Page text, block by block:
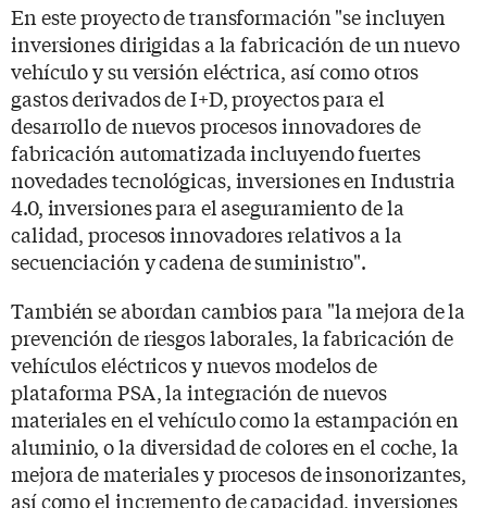
En este proyecto de transformación "se incluyen
inversiones dirigidas a la fabricación de un nuevo
vehículo y su versión eléctrica, así como otros
gastos derivados de I+D, proyectos para el
desarrollo de nuevos procesos innovadores de
fabricación automatizada incluyendo fuertes
novedades tecnológicas, inversiones en Industria
4.0, inversiones para el aseguramiento de la
calidad, procesos innovadores relativos a la
secuenciación y cadena de suministro".
También se abordan cambios para "la mejora de la
prevención de riesgos laborales, la fabricación de
vehículos eléctricos y nuevos modelos de
plataforma PSA, la integración de nuevos
materiales en el vehículo como la estampación en
aluminio, o la diversidad de colores en el coche, la
mejora de materiales y procesos de insonorizantes,
así como el incremento de capacidad, inversiones